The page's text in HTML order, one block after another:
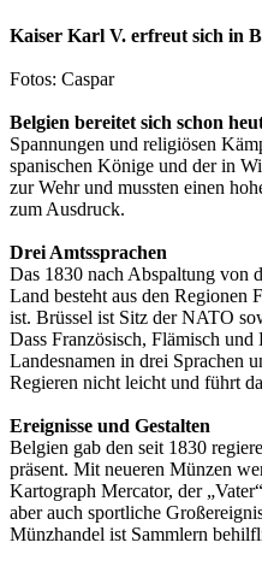
Kaiser Karl V. erfreut sich in
Fotos: Caspar
Belgien bereitet sich schon
Spannungen und religiösen
spanischen Könige und der in
zur Wehr und mussten einen
zum Ausdruck.
Drei Amtssprachen
Das 1830 nach Abspaltung von
Land besteht aus den Regionen
ist. Brüssel ist Sitz der NATO
Dass Französisch, Flämisch
Landesnamen in drei Sprachen
Regieren nicht leicht und führt
Ereignisse und Gestalten
Belgien gab den seit 1830
präsent. Mit neueren Münzen
Kartograph Mercator, der
aber auch sportliche
Münzhandel ist Sammlern